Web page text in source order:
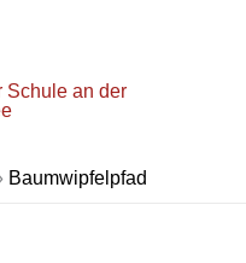
Baumwipfelpfad